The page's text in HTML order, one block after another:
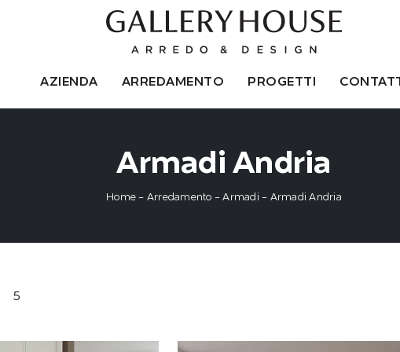
AZIENDA ARREDAMENTO PROGETTI
Armadi Andria
Home - Arredamento -Armadi - Armadi Andria
5